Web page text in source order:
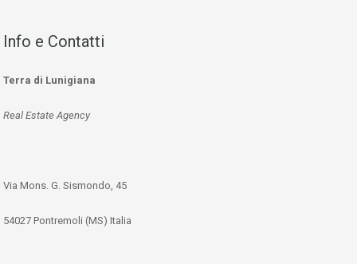
Info e Contatti
Terra di Lunigiana
Real Estate Agency
Via Mons. G. Sismondo, 45
54027 Pontremoli (MS) Italia